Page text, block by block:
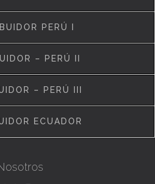
PERÚ I
– PERÚ II
– PERÚ III
ECUADOR